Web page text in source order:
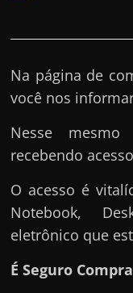
Na página de
você nos
Nesse
recebendo
O acesso é
Notebook,
eletrônico que
É Seguro